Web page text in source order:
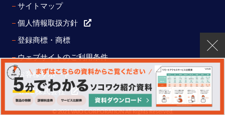
サイトマップ
個人情報取扱方針
登録商標・商標
ウェブサイトのご利用条件
お客様サポート
VAIO株式会社
© 2021 VAIO CORPORATION All Rights Reserved.